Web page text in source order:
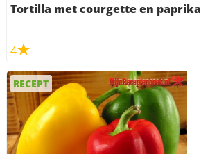
Tortilla met courgette en paprika
4
RECEPT